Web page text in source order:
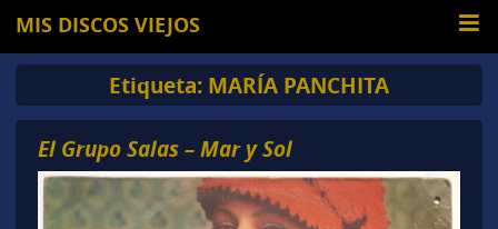
MIS DISCOS VIEJOS
Etiqueta: MARÍA PANCHITA
El Grupo Salas – Mar y Sol